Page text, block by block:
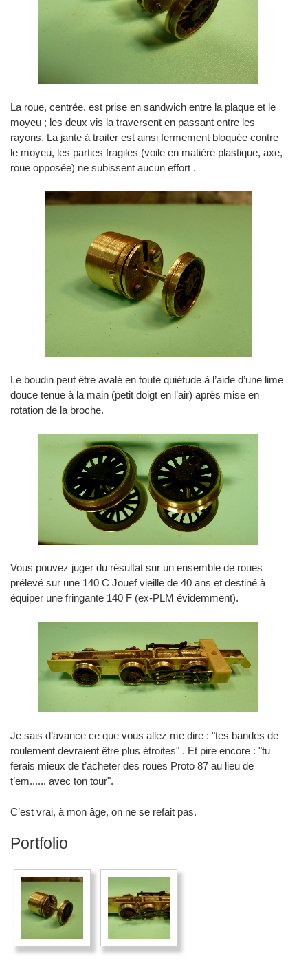
La roue, centrée, est prise en sandwich entre la plaque et le
moyeu ; les deux vis la traversent en passant entre les
rayons. La jante à traiter est ainsi fermement bloquée contre
le moyeu, les parties fragiles (voile en matière plastique, axe,
roue opposée) ne subissent aucun effort .
Le boudin peut être avalé en toute quiétude à l’aide d’une lime
douce tenue à la main (petit doigt en l’air) après mise en
rotation de la broche.
Vous pouvez juger du résultat sur un ensemble de roues
prélevé sur une 140 C Jouef vieille de 40 ans et destiné à
équiper une fringante 140 F (ex-PLM évidemment).
Je sais d’avance ce que vous allez me dire : "tes bandes de
roulement devraient être plus étroites" . Et pire encore : "tu
ferais mieux de t’acheter des roues Proto 87 au lieu de
t’em...... avec ton tour".
C’est vrai, à mon âge, on ne se refait pas.
Portfolio